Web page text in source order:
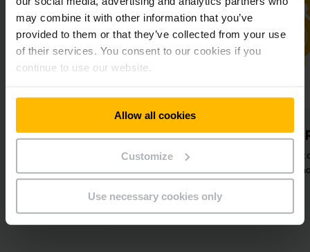
may combine it with other information that you’ve
provided to them or that they’ve collected from your use
of their services. You consent to our cookies if you
continue to use our website.
Allow all cookies
Customize
Use necessary cookies only
Maksimaalinen
suojelu
ja useiden
saatavissa olevien
lisävarusteiden avulla.
Tehokkaat
Nopeat poistoprosessit
maksimaalista tehokkuutta